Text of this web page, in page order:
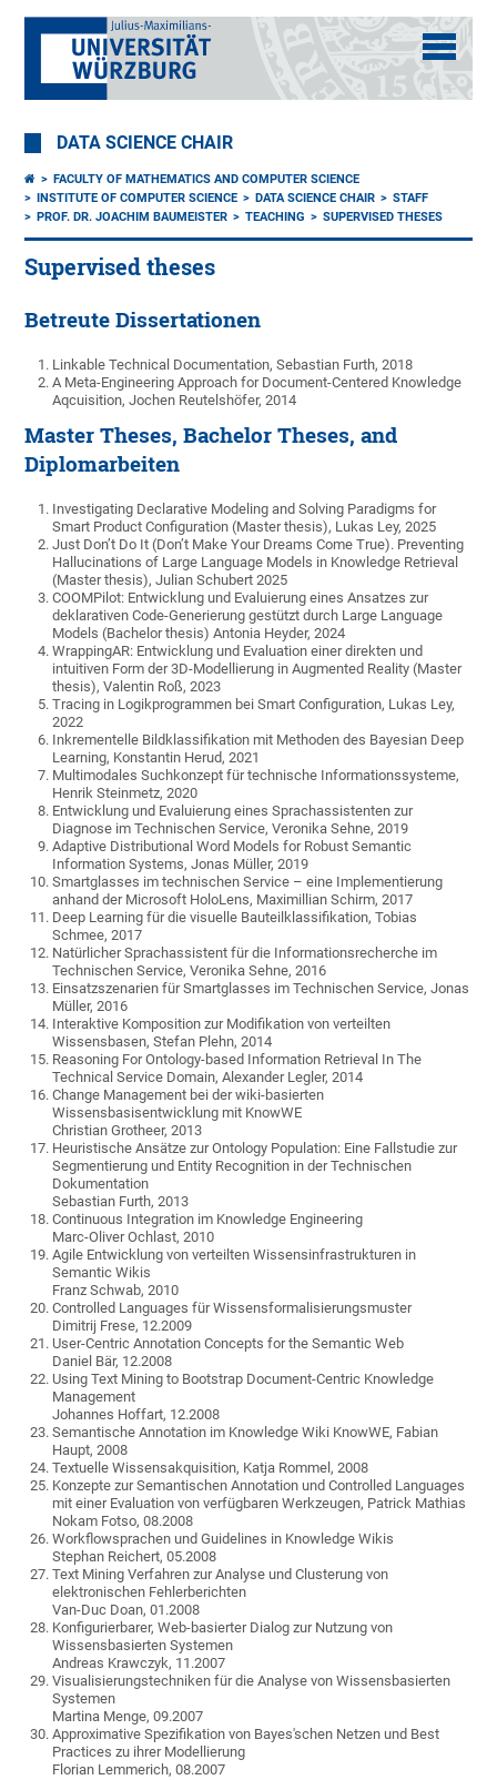
DATA SCIENCE CHAIR
FACULTY OF MATHEMATICS AND COMPUTER SCIENCE
INSTITUTE OF COMPUTER SCIENCE
DATA SCIENCE CHAIR
STAFF
PROF. DR. JOACHIM BAUMEISTER
TEACHING SUPERVISED THESES
Supervised theses
Betreute Dissertationen
Linkable Technical Documentation, Sebastian Furth, 2018
A Meta-Engineering Approach for Document-Centered Knowledge
Aqcuisition, Jochen Reutelshöfer, 2014
Master Theses, Bachelor Theses, and
Diplomarbeiten
Investigating Declarative Modeling and Solving Paradigms for
Smart Product Configuration (Master thesis), Lukas Ley, 2025
Just Don’t Do It (Don’t Make Your Dreams Come True). Preventing
Hallucinations of Large Language Models in Knowledge Retrieval
(Master thesis), Julian Schubert 2025
COOMPilot: Entwicklung und Evaluierung eines Ansatzes zur
deklarativen Code-Generierung gestützt durch Large Language
Models (Bachelor thesis) Antonia Heyder, 2024
WrappingAR: Entwicklung und Evaluation einer direkten und
intuitiven Form der 3D-Modellierung in Augmented Reality (Master
thesis), Valentin Roß, 2023
Tracing in Logikprogrammen bei Smart Configuration, Lukas Ley,
2022
Inkrementelle Bildklassifikation mit Methoden des Bayesian Deep
Learning, Konstantin Herud, 2021
Multimodales Suchkonzept für technische Informationssysteme,
Henrik Steinmetz, 2020
Entwicklung und Evaluierung eines Sprachassistenten zur
Diagnose im Technischen Service, Veronika Sehne, 2019
Adaptive Distributional Word Models for Robust Semantic
Information Systems, Jonas Müller, 2019
Smartglasses im technischen Service – eine Implementierung
anhand der Microsoft HoloLens, Maximillian Schirm, 2017
Deep Learning für die visuelle Bauteilklassifikation, Tobias
Schmee, 2017
Natürlicher Sprachassistent für die Informationsrecherche im
Technischen Service, Veronika Sehne, 2016
Einsatzszenarien für Smartglasses im Technischen Service, Jonas
Müller, 2016
Interaktive Komposition zur Modifikation von verteilten
Wissensbasen, Stefan Plehn, 2014
Reasoning For Ontology-based Information Retrieval In The
Technical Service Domain, Alexander Legler, 2014
Change Management bei der wiki-basierten
Wissensbasisentwicklung mit KnowWE
Christian Grotheer, 2013
Heuristische Ansätze zur Ontology Population: Eine Fallstudie zur
Segmentierung und Entity Recognition in der Technischen
Dokumentation
Sebastian Furth, 2013
Continuous Integration im Knowledge Engineering
Marc-Oliver Ochlast, 2010
Agile Entwicklung von verteilten Wissensinfrastrukturen in
Semantic Wikis
Franz Schwab, 2010
Controlled Languages für Wissensformalisierungsmuster
Dimitrij Frese, 12.2009
User-Centric Annotation Concepts for the Semantic Web
Daniel Bär, 12.2008
Using Text Mining to Bootstrap Document-Centric Knowledge
Management
Johannes Hoffart, 12.2008
Semantische Annotation im Knowledge Wiki KnowWE, Fabian
Haupt, 2008
Textuelle Wissensakquisition, Katja Rommel, 2008
Konzepte zur Semantischen Annotation und Controlled Languages
mit einer Evaluation von verfügbaren Werkzeugen, Patrick Mathias
Nokam Fotso, 08.2008
Workflowsprachen und Guidelines in Knowledge Wikis
Stephan Reichert, 05.2008
Text Mining Verfahren zur Analyse und Clusterung von
elektronischen Fehlerberichten
Van-Duc Doan, 01.2008
Konfigurierbarer, Web-basierter Dialog zur Nutzung von
Wissensbasierten Systemen
Andreas Krawczyk, 11.2007
Visualisierungstechniken für die Analyse von Wissensbasierten
Systemen
Martina Menge, 09.2007
Approximative Spezifikation von Bayes'schen Netzen und Best
Practices zu ihrer Modellierung
Florian Lemmerich, 08.2007